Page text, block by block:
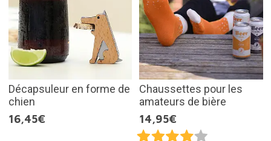
Décapsuleur en forme de
chien
16,45€
Chaussettes pour les
amateurs de bière
14,95€